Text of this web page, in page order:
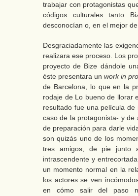
trabajar con protagonistas
códigos culturales tanto
desconocían o, en el mejor
Desgraciadamente las
realizara ese proceso. Los
proyecto de Bize dándole
éste presentara unwork in
de Barcelona, lo que en la
rodaje de Lo bueno de llorar
resultado fue una película
caso de la protagonista- y de
de preparación para darle
son quizás uno de los
tres amigos, de pie junto
intrascendente y
un momento normal en la
los actores se ven
en cómo salir del paso